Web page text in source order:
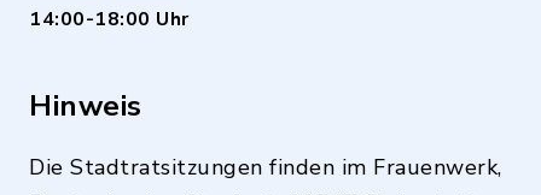
14:00-18:00 Uhr
Hinweis
Die Stadtratsitzungen finden im Frauenwerk,